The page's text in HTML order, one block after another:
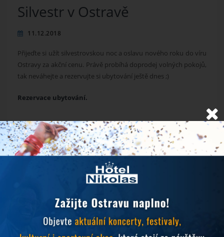
Silvestr v Ostravě
11.12.2018
Přijeďte si užít silvestrovskou noc a oslavu nového roku do víru
Ostravy za akční cenu. Právě probíhá doprodej volných pokojů,
tak neváhejte a rezervujte si ubytování ještě dnes ;)
Rezervace ubytování.
NOVINKY
Objevujte Ostravu během svého pobytu
Prodlužujeme snídaně během hudebních festivalů
10.6.2026